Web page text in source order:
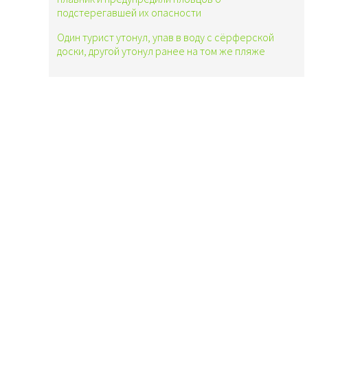
подстерегавшей их опасности
Один турист утонул, упав в воду с сёрферской
доски, другой утонул ранее на том же пляже